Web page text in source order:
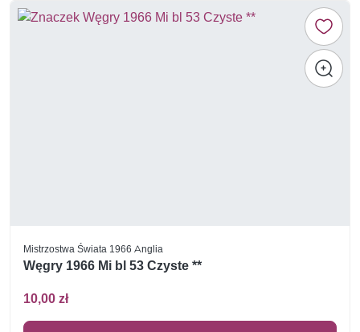
Mistrzostwa Świata 1966 Anglia
Węgry 1966 Mi bl 53 Czyste **
10,00 zł